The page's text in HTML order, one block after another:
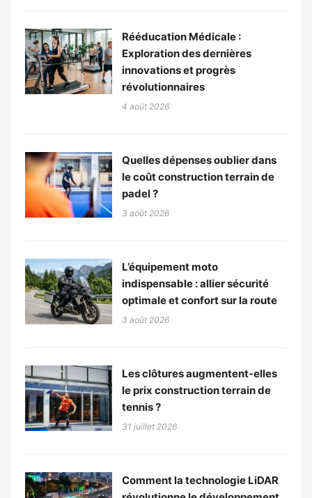
Rééducation Médicale :
Exploration des dernières
innovations et progrès
révolutionnaires
4 août 2026
Quelles dépenses oublier dans
le coût construction terrain de
padel ?
3 août 2026
L’équipement moto
indispensable : allier sécurité
optimale et confort sur la route
3 août 2026
Les clôtures augmentent-elles
le prix construction terrain de
tennis ?
31 juillet 2026
Comment la technologie LiDAR